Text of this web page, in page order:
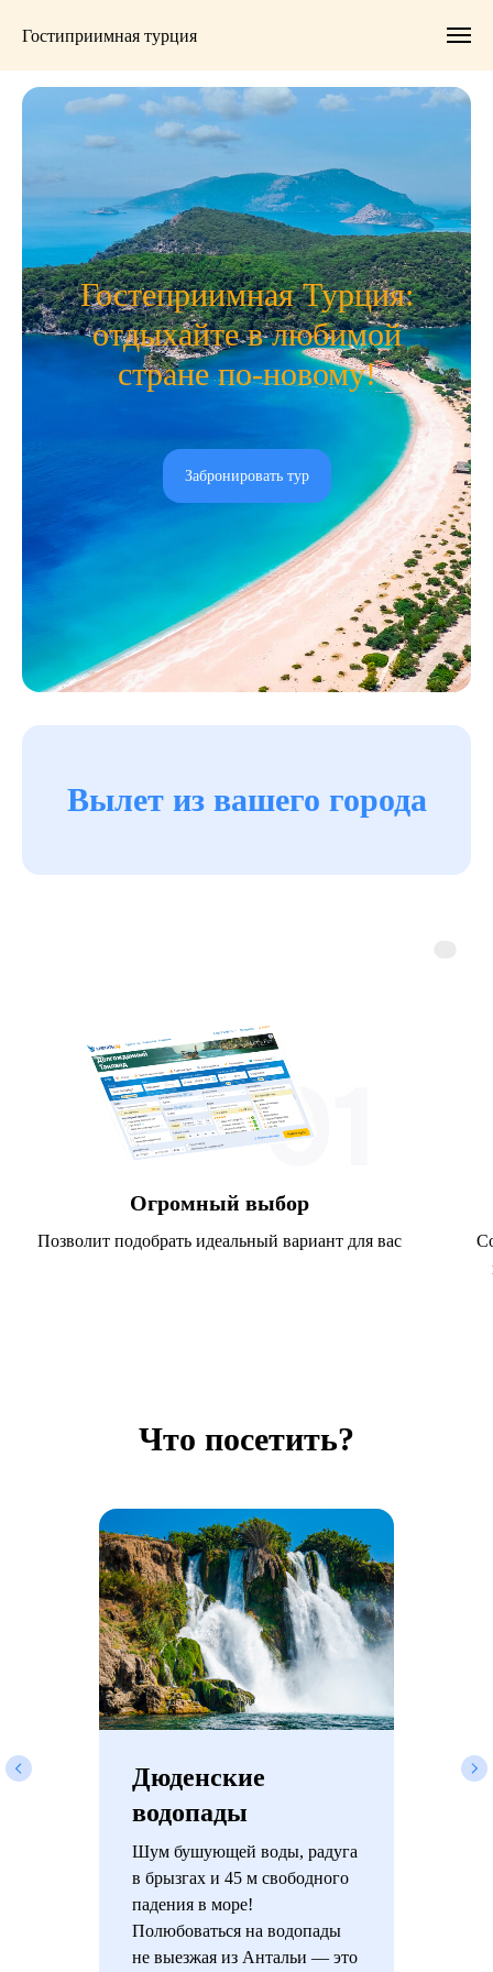
Гостиприимная турция
Гостеприимная Турция:
отдыхайте в любимой
стране по-новому!
Забронировать тур
Вылет из вашего города
Огромный выбор
Позволит подобрать идеальный вариант для вас
Что посетить?
Дюденские
водопады
Шум бушующей воды, радуга
в брызгах и 45 м свободного
падения в море!
Полюбоваться на водопады
не выезжая из Антальи — это